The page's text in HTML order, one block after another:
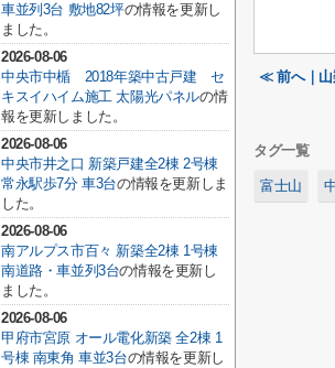
≪ 前へ｜山
タグ一覧
富士山
車並列3台 敷地82坪の情報を更新し
ました。
2026-08-06
中央市中楯 2018年築中古戸建 セ
キスイハイム施工 太陽光パネルの情
報を更新しました。
2026-08-06
中央市井之口 新築戸建全2棟 2号棟
常永駅歩7分 車3台の情報を更新しま
した。
2026-08-06
南アルプス市百々 新築全2棟 1号棟
南道路・車並列3台の情報を更新し
ました。
2026-08-06
甲府市宮原 オール電化新築 全2棟 1
号棟 南東角 車並3台の情報を更新し